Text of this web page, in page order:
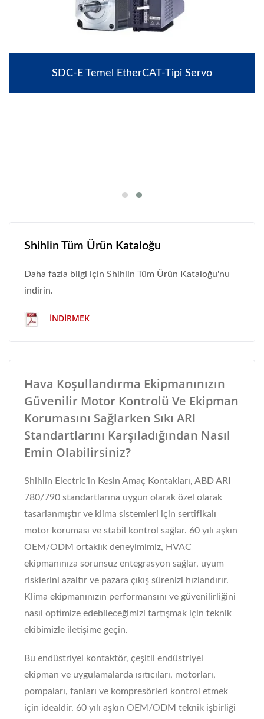
SDC-E Temel EtherCAT-Tipi Servo
Shihlin Tüm Ürün Kataloğu
Daha fazla bilgi için Shihlin Tüm Ürün Kataloğu'nu
indirin.
İNDIRMEK
Hava Koşullandırma Ekipmanınızın
Güvenilir Motor Kontrolü Ve Ekipman
Korumasını Sağlarken Sıkı ARI
Standartlarını Karşıladığından Nasıl
Emin Olabilirsiniz?
Shihlin Electric'in Kesin Amaç Kontakları, ABD ARI
780/790 standartlarına uygun olarak özel olarak
tasarlanmıştır ve klima sistemleri için sertifikalı
motor koruması ve stabil kontrol sağlar. 60 yılı aşkın
OEM/ODM ortaklık deneyimimiz, HVAC
ekipmanınıza sorunsuz entegrasyon sağlar, uyum
risklerini azaltır ve pazara çıkış sürenizi hızlandırır.
Klima ekipmanınızın performansını ve güvenilirliğini
nasıl optimize edebileceğimizi tartışmak için teknik
ekibimizle iletişime geçin.
Bu endüstriyel kontaktör, çeşitli endüstriyel
ekipman ve uygulamalarda ısıtıcıları, motorları,
pompaları, fanları ve kompresörleri kontrol etmek
için idealdir. 60 yılı aşkın OEM/ODM teknik işbirliği